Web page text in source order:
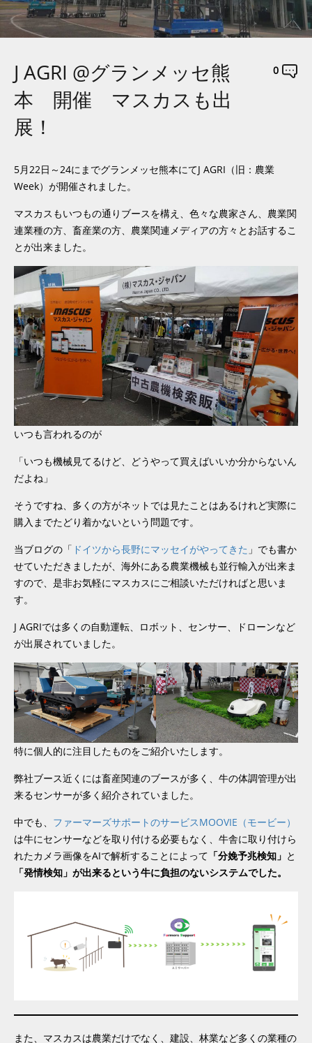
J AGRI @グランメッセ熊
本 開催 マスカスも出
展！
0
5月22日～24にまでグランメッセ熊本にてJ AGRI（旧：農業
Week）が開催されました。
マスカスもいつもの通りブースを構え、色々な農家さん、農業関
連業種の方、畜産業の方、農業関連メディアの方々とお話するこ
とが出来ました。
いつも言われるのが
「いつも機械見てるけど、どうやって買えばいいか分からないん
だよね」
そうですね、多くの方がネットでは見たことはあるけれど実際に
購入までたどり着かないという問題です。
当ブログの「 ドイツから長野にマッセイがやってきた 」でも書か
せていただきましたが、海外にある農業機械も並行輸入が出来ま
すので、是非お気軽にマスカスにご相談いただければと思いま
す。
J AGRIでは多くの自動運転、ロボット、センサー、ドローンなど
が出展されていました。
特に個人的に注目したものをご紹介いたします。
弊社ブース近くには畜産関連のブースが多く、牛の体調管理が出
来るセンサーが多く紹介されていました。
中でも、 ファーマーズサポートのサービスMOOVIE（モービー）
は牛にセンサーなどを取り付ける必要もなく、牛舎に取り付けら
れたカメラ画像をAIで解析することによって 「分娩予兆検知」 と
「発情検知」が出来るという牛に負担のないシステムでした。
また、マスカスは農業だけでなく、建設、林業など多くの業種の